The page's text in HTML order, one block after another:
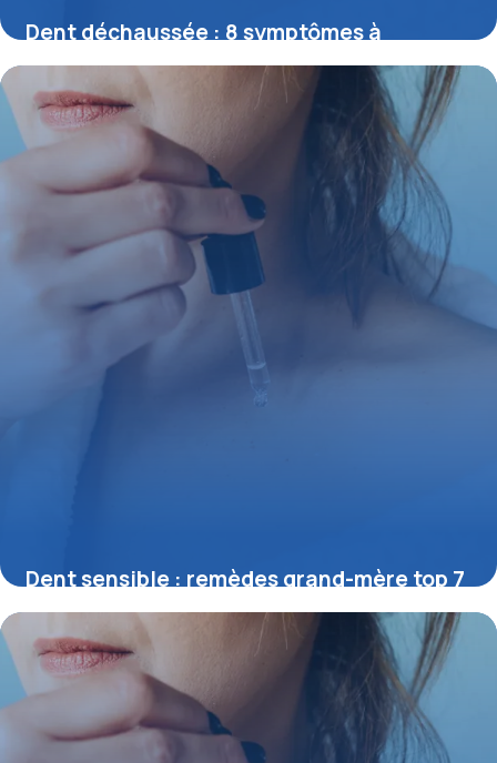
Dent déchaussée : 8 symptômes à
connaître
30 mai 2026
Dent sensible : remèdes grand-mère top 7
29 mai 2026